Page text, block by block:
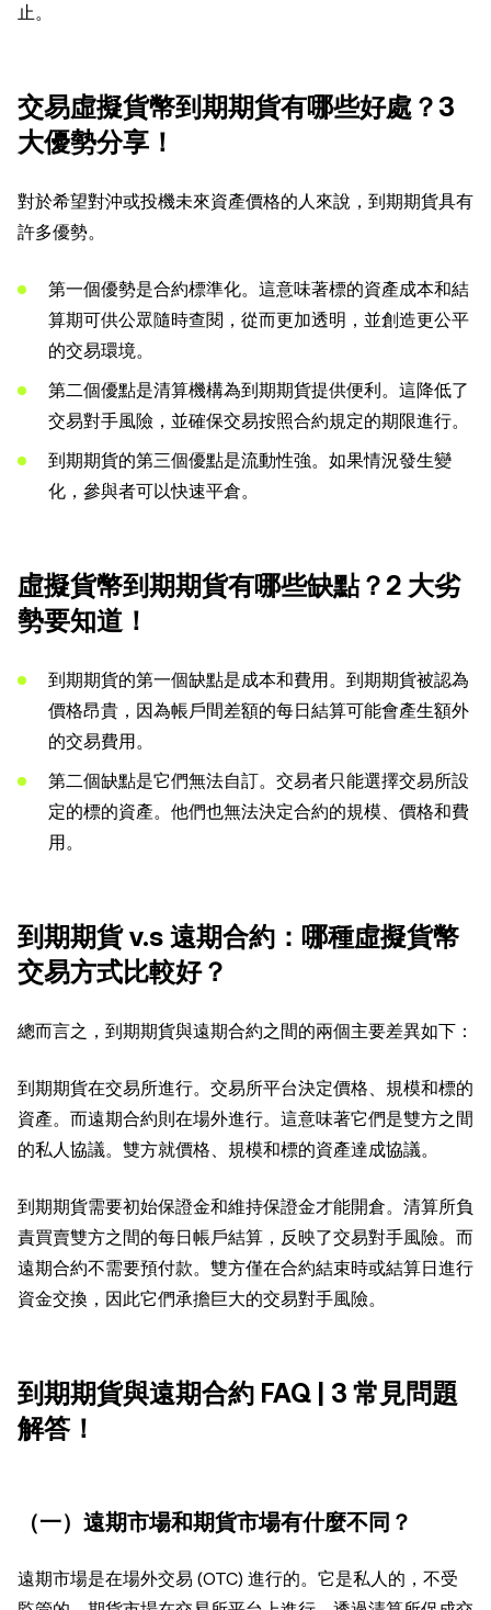
止。
交易虛擬貨幣到期期貨有哪些好處？3
大優勢分享！
對於希望對沖或投機未來資產價格的人來說，到期期貨具有
許多優勢。
第一個優勢是合約標準化。這意味著標的資產成本和結
算期可供公眾隨時查閱，從而更加透明，並創造更公平
的交易環境。
第二個優點是清算機構為到期期貨提供便利。這降低了
交易對手風險，並確保交易按照合約規定的期限進行。
到期期貨的第三個優點是流動性強。如果情況發生變
化，參與者可以快速平倉。
虛擬貨幣到期期貨有哪些缺點？2 大劣
勢要知道！
到期期貨的第一個缺點是成本和費用。到期期貨被認為
價格昂貴，因為帳戶間差額的每日結算可能會產生額外
的交易費用。
第二個缺點是它們無法自訂。交易者只能選擇交易所設
定的標的資產。他們也無法決定合約的規模、價格和費
用。
到期期貨 v.s 遠期合約：哪種虛擬貨幣
交易方式比較好？
總而言之，到期期貨與遠期合約之間的兩個主要差異如下：
到期期貨在交易所進行。交易所平台決定價格、規模和標的
資產。而遠期合約則在場外進行。這意味著它們是雙方之間
的私人協議。雙方就價格、規模和標的資產達成協議。
到期期貨需要初始保證金和維持保證金才能開倉。清算所負
責買賣雙方之間的每日帳戶結算，反映了交易對手風險。而
遠期合約不需要預付款。雙方僅在合約結束時或結算日進行
資金交換，因此它們承擔巨大的交易對手風險。
到期期貨與遠期合約 FAQ | 3 常見問題
解答！
（一）遠期市場和期貨市場有什麼不同？
遠期市場是在場外交易 (OTC) 進行的。它是私人的，不受